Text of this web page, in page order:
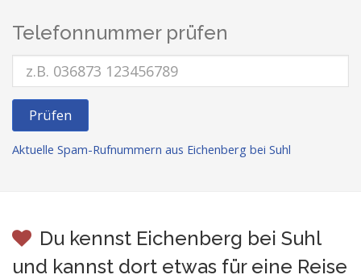
Telefonnummer prüfen
Prüfen
Aktuelle Spam-Rufnummern aus Eichenberg bei Suhl
Du kennst Eichenberg bei Suhl
und kannst dort etwas für eine Reise